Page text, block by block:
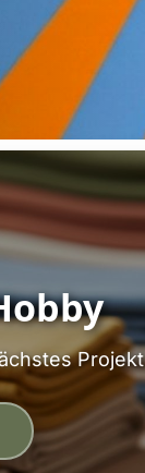
Projekt